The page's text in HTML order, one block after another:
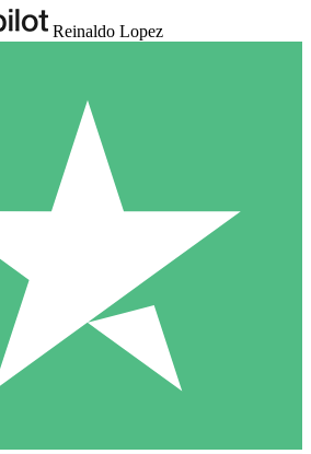
Reinaldo Lopez